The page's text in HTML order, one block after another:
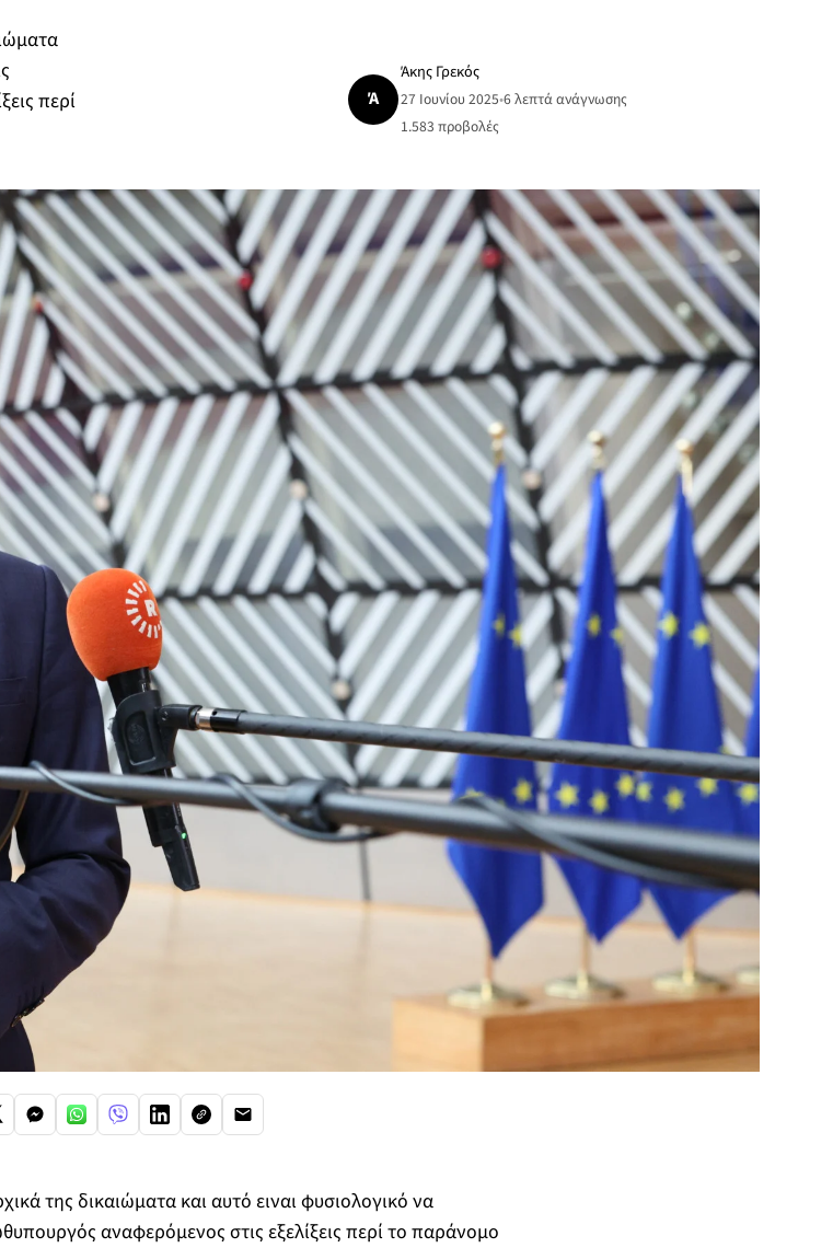
περί
Ά
Άκης Γρεκός
27 Ιουνίου 2025•6 λεπτά ανάγνωσης
1.583 προβολές
της δικαιώματα και αυτό ειναι φυσιολογικό να
αναφερόμενος στις εξελίξεις περί το παράνομο